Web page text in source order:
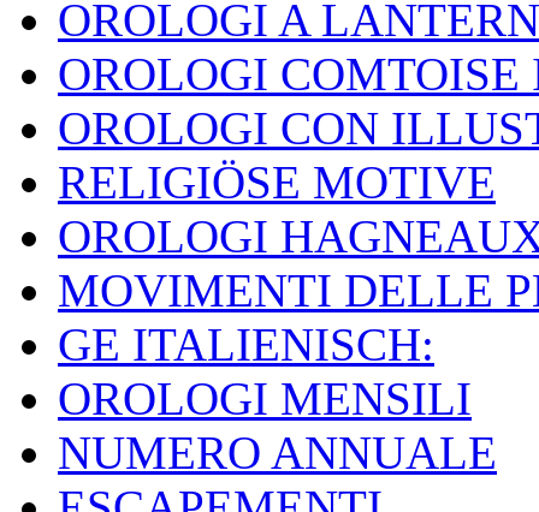
OROLOGI A
OROLOGI
OROLOGI CON
RELIGIÖSE MOTIVE
OROLOGI
MOVIMENTI DELLE
GE ITALIENISCH:
OROLOGI MENSILI
NUMERO ANNUALE